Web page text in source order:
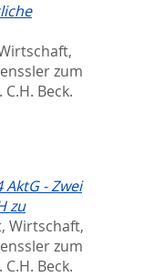
zum
Beck.
- Zwei
zu
Wirtschaft,
zum
Beck.